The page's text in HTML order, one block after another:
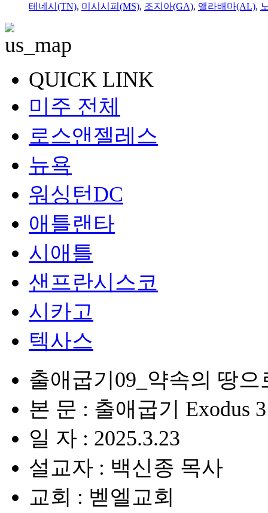
테네시(TN), 미시시피(MS), 조지아(GA), 앨라배마(AL),
QUICK LINK
미주 전체
로스앤젤레스
뉴욕
워싱턴DC
애틀랜타
시애틀
샌프란시스코
시카고
텍사스
출애굽기09_약속의 땅
본 문 : 출애굽기 Exodus
일 자 : 2025.3.23
설교자 : 백신종 목사
교회 : 벧엘교회